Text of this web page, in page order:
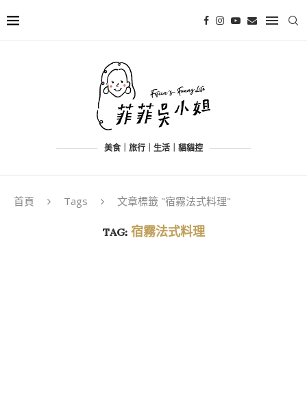
美食｜旅行｜生活｜貓貓控
首頁 Tags 文章標籤 "宿霧法式料理"
TAG:宿霧法式料理